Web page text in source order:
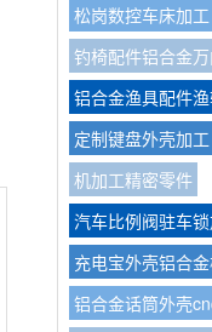
松岗数控车床加工
钓椅配件铝合金
铝合金渔具配件
定制键盘外壳加工
机加工精密零件
汽车比例阀驻车
充电宝外壳铝合
铝合金话筒外壳